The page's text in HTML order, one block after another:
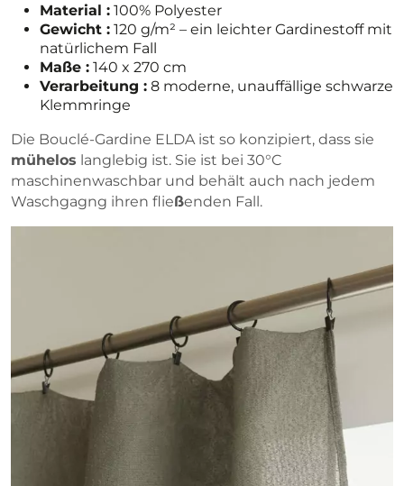
Material : 100% Polyester
Gewicht : 120 g/m² – ein leichter Gardinestoff mit
natürlichem Fall
Maße : 140 x 270 cm
Verarbeitung : 8 moderne, unauffällige schwarze
Klemmringe
Die Bouclé-Gardine ELDA ist so konzipiert, dass sie
mühelos langlebig ist. Sie ist bei 30°C
maschinenwaschbar und behält auch nach jedem
Waschgagng ihren fließenden Fall.